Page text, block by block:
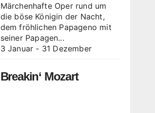
Märchenhafte Oper rund um
die böse Königin der Nacht,
dem fröhlichen Papageno mit
seiner Papagen...
3 Januar - 31 Dezember
Breakin‘ Mozart